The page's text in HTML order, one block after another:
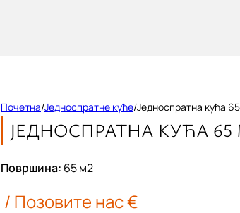
Почетна/Једноспратне куће/Једноспратна кућа
ЈЕДНОСПРАТНА КУЋА 65
Површина: 65м2
/ Позовите нас €